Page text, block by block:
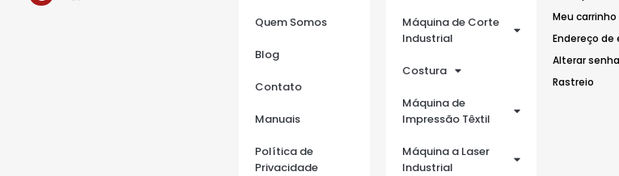
Quem Somos
Blog
Contato
Manuais
Política de
Privacidade
Máquina de Corte
Industrial
Costura
Máquina de
Impressão Têxtil
Máquina a Laser
Industrial
Meu carrinho
Endereço de
Alterar senha
Rastreio